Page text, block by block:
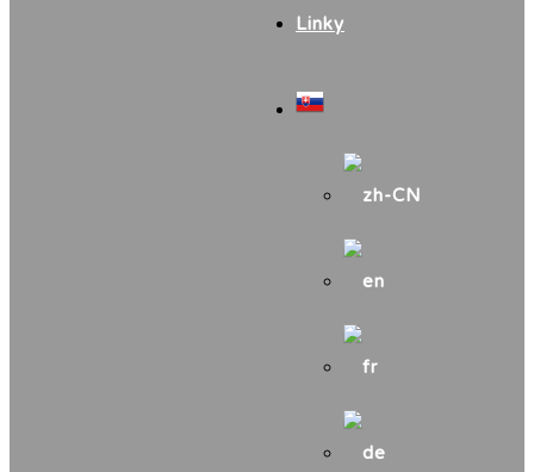
Linky